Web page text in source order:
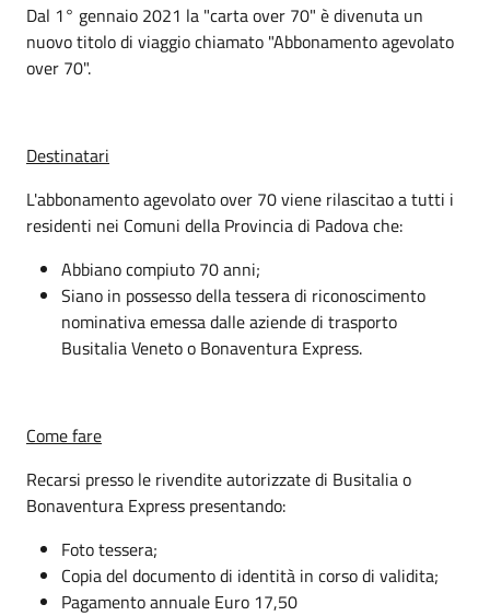
Dal 1° gennaio 2021 la "carta over 70" è divenuta un
nuovo titolo di viaggio chiamato "Abbonamento agevolato
over 70".
Destinatari
L'abbonamento agevolato over 70 viene rilascitao a tutti i
residenti nei Comuni della Provincia di Padova che:
Abbiano compiuto 70 anni;
Siano in possesso della tessera di riconoscimento
nominativa emessa dalle aziende di trasporto
Busitalia Veneto o Bonaventura Express.
Come fare
Recarsi presso le rivendite autorizzate di Busitalia o
Bonaventura Express presentando:
Foto tessera;
Copia del documento di identità in corso di validita;
Pagamento annuale Euro 17,50